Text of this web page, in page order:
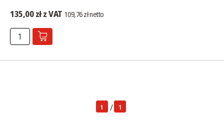
135,00 zł z VAT 109,76 zł netto
1 / 1